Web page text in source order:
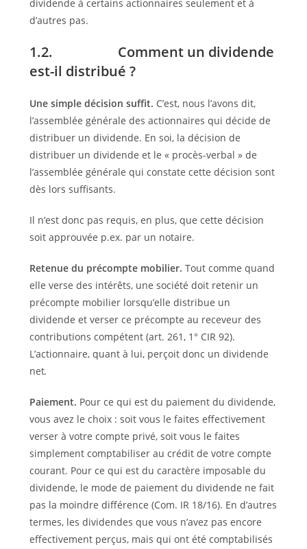
dividende à certains actionnaires seulement et à
d’autres pas.
1.2. Comment un dividende
est-il distribué ?
Une simple décision suffit. C’est, nous l’avons dit,
l’assemblée générale des actionnaires qui décide de
distribuer un dividende. En soi, la décision de
distribuer un dividende et le « procès-verbal » de
l’assemblée générale qui constate cette décision sont
dès lors suffisants.
Il n’est donc pas requis, en plus, que cette décision
soit approuvée p.ex. par un notaire.
Retenue du précompte mobilier. Tout comme quand
elle verse des intérêts, une société doit retenir un
précompte mobilier lorsqu’elle distribue un
dividende et verser ce précompte au receveur des
contributions compétent (art. 261, 1° CIR 92).
L’actionnaire, quant à lui, perçoit donc un dividende
net.
Paiement. Pour ce qui est du paiement du dividende,
vous avez le choix : soit vous le faites effectivement
verser à votre compte privé, soit vous le faites
simplement comptabiliser au crédit de votre compte
courant. Pour ce qui est du caractère imposable du
dividende, le mode de paiement du dividende ne fait
pas la moindre différence (Com. IR 18/16). En d’autres
termes, les dividendes que vous n’avez pas encore
effectivement perçus, mais qui ont été comptabilisés